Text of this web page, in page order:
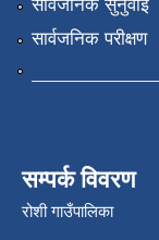
सार्वजनिक सुनुवाई
सार्वजनिक परीक्षण
सम्पर्क विवरण
रोशी गाउँपालिका